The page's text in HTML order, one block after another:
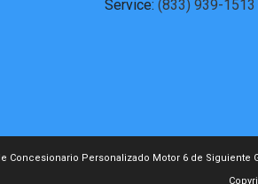
Service: (833) 939-1513
Concesionario Personalizado Motor 6 de Siguiente